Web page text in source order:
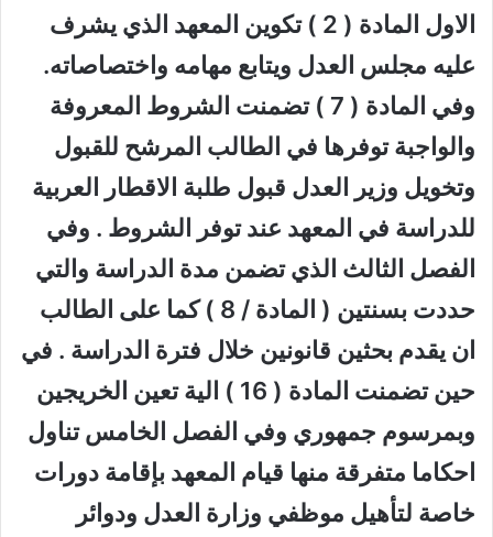
الاول المادة ( 2 ) تكوين المعهد الذي يشرف
عليه مجلس العدل ويتابع مهامه واختصاصاته.
وفي المادة ( 7 ) تضمنت الشروط المعروفة
والواجبة توفرها في الطالب المرشح للقبول
وتخويل وزير العدل قبول طلبة الاقطار العربية
للدراسة في المعهد عند توفر الشروط . وفي
الفصل الثالث الذي تضمن مدة الدراسة والتي
حددت بسنتين ( المادة / 8 ) كما على الطالب
ان يقدم بحثين قانونين خلال فترة الدراسة . في
حين تضمنت المادة ( 16 ) الية تعين الخريجين
وبمرسوم جمهوري وفي الفصل الخامس تناول
احكاما متفرقة منها قيام المعهد بإقامة دورات
خاصة لتأهيل موظفي وزارة العدل ودوائر